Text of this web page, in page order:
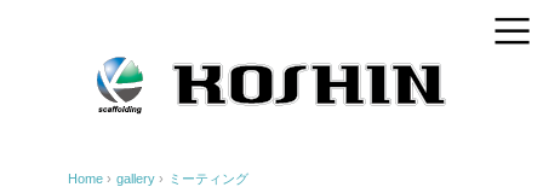
Home › gallery › ミーティング